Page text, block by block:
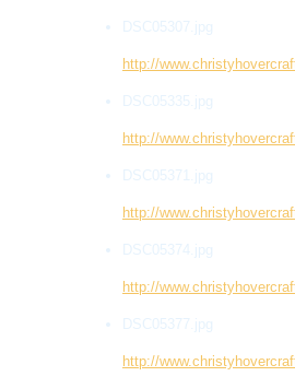
DSC05307.jpg
http://
DSC05335.jpg
http://
DSC05371.jpg
http://
DSC05374.jpg
http://
DSC05377.jpg
http://